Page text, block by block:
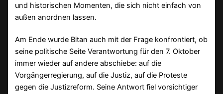
und historischen Momenten, die sich nicht einfach von
außen anordnen lassen.
Am Ende wurde Bitan auch mit der Frage konfrontiert, ob
seine politische Seite Verantwortung für den 7. Oktober
immer wieder auf andere abschiebe: auf die
Vorgängerregierung, auf die Justiz, auf die Proteste
gegen die Justizreform. Seine Antwort fiel vorsichtiger